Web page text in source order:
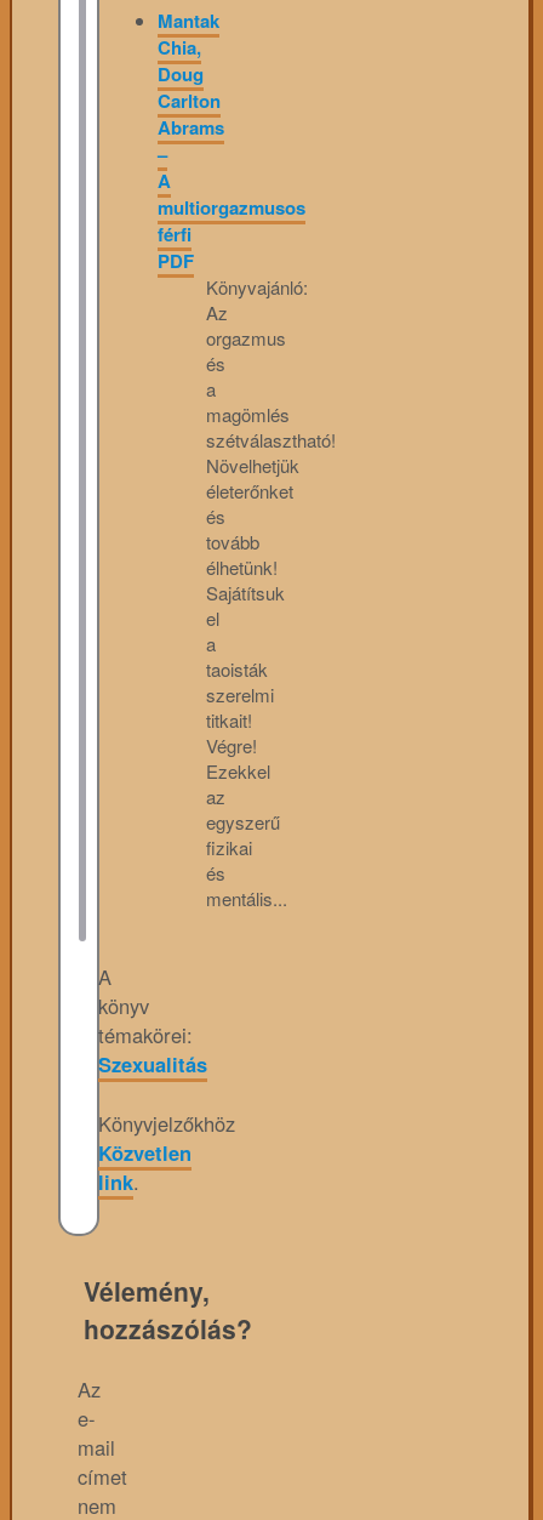
Mantak
Chia,
Doug
Carlton
Abrams
–
A
multiorgazmusos
férfi
PDF
Könyvajánló:
Az
orgazmus
és
a
magömlés
szétválasztható!
Növelhetjük
életerőnket
és
tovább
élhetünk!
Sajátítsuk
el
a
taoisták
szerelmi
titkait!
Végre!
Ezekkel
az
egyszerű
fizikai
és
mentális...
A
könyv
témakörei:
Szexualitás
Könyvjelzőkhöz
Közvetlen
link.
Vélemény,
hozzászólás?
Az
e-
mail
címet
nem